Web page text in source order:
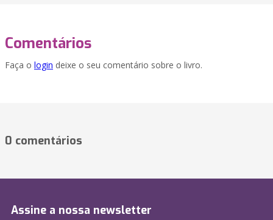
Comentários
Faça o login deixe o seu comentário sobre o livro.
0 comentários
Assine a nossa newsletter